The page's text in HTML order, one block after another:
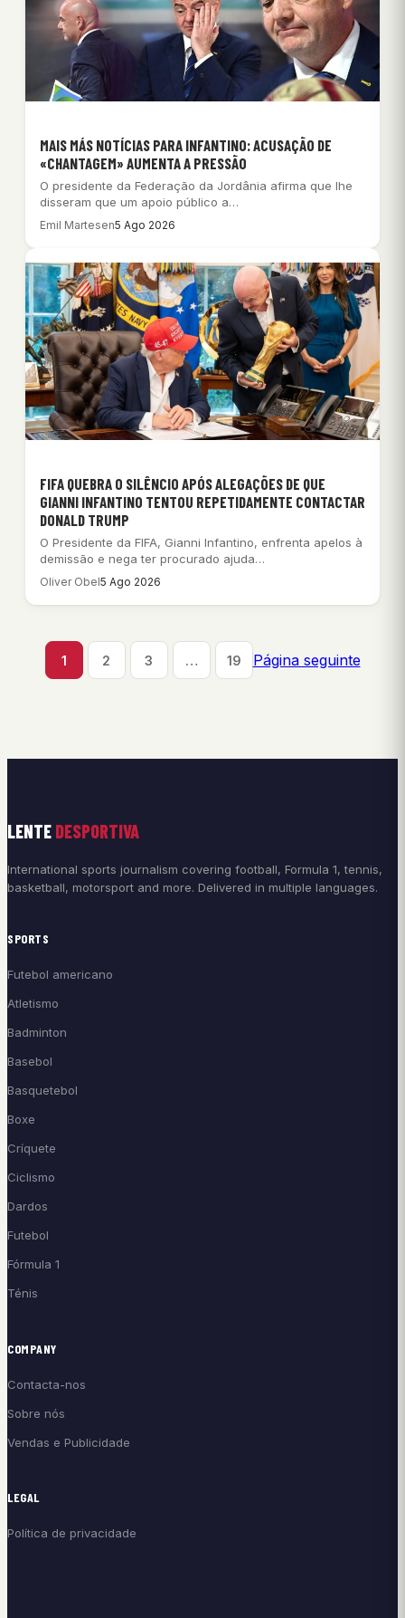
MAIS MÁS NOTÍCIAS PARA INFANTINO: ACUSAÇÃO DE
«CHANTAGEM» AUMENTA A PRESSÃO
O presidente da Federação da Jordânia afirma que lhe
disseram que um apoio público a…
Emil Martesen5 Ago 2026
FIFA QUEBRA O SILÊNCIO APÓS ALEGAÇÕES DE QUE
GIANNI INFANTINO TENTOU REPETIDAMENTE CONTACTAR
DONALD TRUMP
O Presidente da FIFA, Gianni Infantino, enfrenta apelos à
demissão e nega ter procurado ajuda…
Oliver Obel5 Ago 2026
1 2 3 … 19 Página seguinte
LENTE DESPORTIVA
International sports journalism covering football, Formula 1, tennis,
basketball, motorsport and more. Delivered in multiple languages.
SPORTS
Futebol americano
Atletismo
Badminton
Basebol
Basquetebol
Boxe
Críquete
Ciclismo
Dardos
Futebol
Fórmula 1
Ténis
COMPANY
Contacta-nos
Sobre nós
Vendas e Publicidade
LEGAL
Política de privacidade